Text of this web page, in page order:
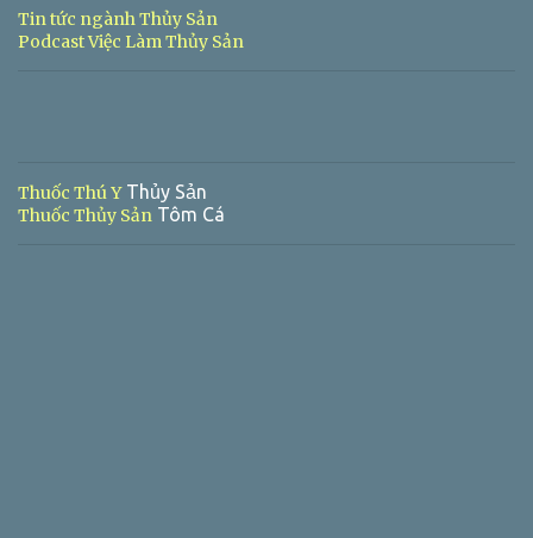
Tin tức ngành Thủy Sản
Podcast Việc Làm Thủy Sản
Thuốc Thú YThủy Sản
Thuốc Thủy Sản Tôm Cá